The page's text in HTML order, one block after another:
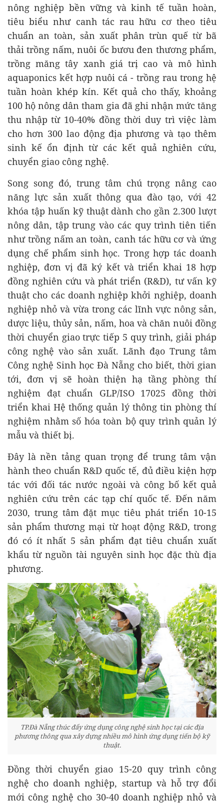
nông nghiệp bền vững và kinh tế tuần hoàn,
tiêu biểu như canh tác rau hữu cơ theo tiêu
chuẩn an toàn, sản xuất phân trùn quế từ bã
thải trồng nấm, nuôi ốc bươu đen thương phẩm,
trồng măng tây xanh giá trị cao và mô hình
aquaponics kết hợp nuôi cá - trồng rau trong hệ
tuần hoàn khép kín. Kết quả cho thấy, khoảng
100 hộ nông dân tham gia đã ghi nhận mức tăng
thu nhập từ 10-40% đồng thời duy trì việc làm
cho hơn 300 lao động địa phương và tạo thêm
sinh kế ổn định từ các kết quả nghiên cứu,
chuyển giao công nghệ.
Song song đó, trung tâm chú trọng nâng cao
năng lực sản xuất thông qua đào tạo, với 42
khóa tập huấn kỹ thuật dành cho gần 2.300 lượt
nông dân, tập trung vào các quy trình tiên tiến
như trồng nấm an toàn, canh tác hữu cơ và ứng
dụng chế phẩm sinh học. Trong hợp tác doanh
nghiệp, đơn vị đã ký kết và triển khai 18 hợp
đồng nghiên cứu và phát triển (R&D), tư vấn kỹ
thuật cho các doanh nghiệp khởi nghiệp, doanh
nghiệp nhỏ và vừa trong các lĩnh vực nông sản,
dược liệu, thủy sản, nấm, hoa và chăn nuôi đồng
thời chuyển giao trực tiếp 5 quy trình, giải pháp
công nghệ vào sản xuất. Lãnh đạo Trung tâm
Công nghệ Sinh học Đà Nẵng cho biết, thời gian
tới, đơn vị sẽ hoàn thiện hạ tầng phòng thí
nghiệm đạt chuẩn GLP/ISO 17025 đồng thời
triển khai Hệ thống quản lý thông tin phòng thí
nghiệm nhằm số hóa toàn bộ quy trình quản lý
mẫu và thiết bị.
Đây là nền tảng quan trọng để trung tâm vận
hành theo chuẩn R&D quốc tế, đủ điều kiện hợp
tác với đối tác nước ngoài và công bố kết quả
nghiên cứu trên các tạp chí quốc tế. Đến năm
2030, trung tâm đặt mục tiêu phát triển 10-15
sản phẩm thương mại từ hoạt động R&D, trong
đó có ít nhất 5 sản phẩm đạt tiêu chuẩn xuất
khẩu từ nguồn tài nguyên sinh học đặc thù địa
phương.
TP.Đà Nẵng thúc đẩy ứng dụng công nghệ sinh học tại các địa
phương thông qua xây dựng nhiều mô hình ứng dụng tiến bộ kỹ
thuật.
Đồng thời chuyển giao 15-20 quy trình công
nghệ cho doanh nghiệp, startup và hỗ trợ đổi
mới công nghệ cho 30-40 doanh nghiệp nhỏ và